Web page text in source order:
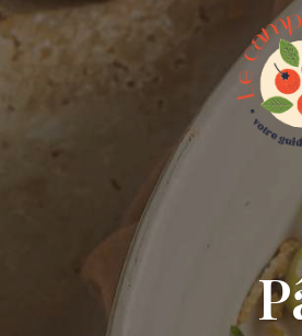
Skip
to